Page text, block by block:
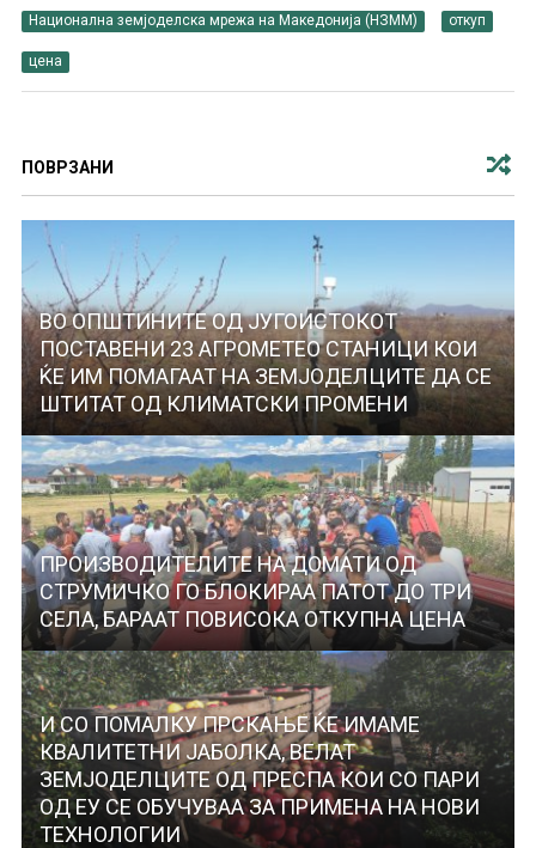
Национална земјоделска мрежа на Македонија (НЗММ) откуп
цена
ПОВРЗАНИ
ВО ОПШТИНИТЕ ОД ЈУГОИСТОКОТ
ПОСТАВЕНИ 23 АГРОМЕТЕО СТАНИЦИ КОИ
ЌЕ ИМ ПОМАГААТ НА ЗЕМЈОДЕЛЦИТЕ ДА СЕ
ШТИТАТ ОД КЛИМАТСКИ ПРОМЕНИ
ПРОИЗВОДИТЕЛИТЕ НА ДОМАТИ ОД
СТРУМИЧКО ГО БЛОКИРАА ПАТОТ ДО ТРИ
СЕЛА, БАРААТ ПОВИСОКА ОТКУПНА ЦЕНА
И СО ПОМАЛКУ ПРСКАЊЕ ЌЕ ИМАМЕ
КВАЛИТЕТНИ ЈАБОЛКА, ВЕЛАТ
ЗЕМЈОДЕЛЦИТЕ ОД ПРЕСПА КОИ СО ПАРИ
ОД ЕУ СЕ ОБУЧУВАА ЗА ПРИМЕНА НА НОВИ
ТЕХНОЛОГИИ